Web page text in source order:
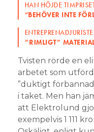
HAN HÖJDE
“BEHÖVER INTE
”RIMLIGT”
Tvisten rörde en
arbetet som
”duktigt
i taket. Men han
att Elektrolund
exempelvis 1 111